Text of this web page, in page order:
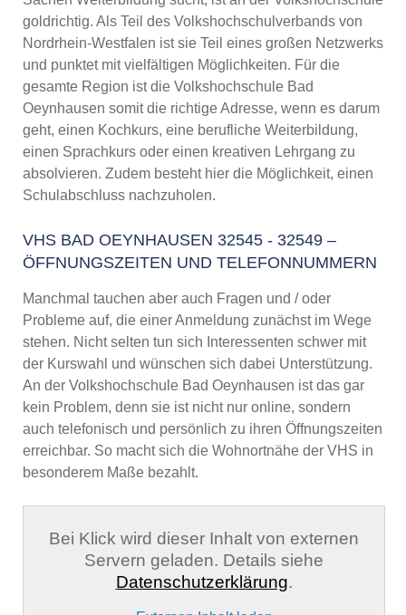
Kurs an der VHS
Top-Kurse an der Abendschule Bad
Oeynhausen
Weiterbildung in Bad Oeynhausen
VHS Bad Oeynhausen Programm 2025 / 2026
goldrichtig. Als Teil des Volkshochschulverbands von
Nordrhein-Westfalen ist sie Teil eines großen Netzwerks
und punktet mit vielfältigen Möglichkeiten. Für die
gesamte Region ist die Volkshochschule Bad
Oeynhausen somit die richtige Adresse, wenn es darum
geht, einen Kochkurs, eine berufliche Weiterbildung,
einen Sprachkurs oder einen kreativen Lehrgang zu
absolvieren. Zudem besteht hier die Möglichkeit, einen
Schulabschluss nachzuholen.
VHS BAD OEYNHAUSEN 32545 - 32549 –
ÖFFNUNGSZEITEN UND TELEFONNUMMERN
Manchmal tauchen aber auch Fragen und / oder
Probleme auf, die einer Anmeldung zunächst im Wege
stehen. Nicht selten tun sich Interessenten schwer mit
der Kurswahl und wünschen sich dabei Unterstützung.
An der Volkshochschule Bad Oeynhausen ist das gar
kein Problem, denn sie ist nicht nur online, sondern
auch telefonisch und persönlich zu ihren Öffnungszeiten
erreichbar. So macht sich die Wohnortnähe der VHS in
besonderem Maße bezahlt.
Bei Klick wird dieser Inhalt von externen
Servern geladen. Details siehe
Datenschutzerklärung.